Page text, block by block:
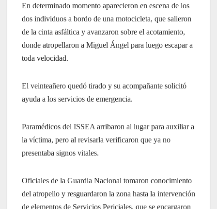
En determinado momento aparecieron en escena de los
dos individuos a bordo de una motocicleta, que salieron
de la cinta asfáltica y avanzaron sobre el acotamiento,
donde atropellaron a Miguel Ángel para luego escapar a
toda velocidad.
El veinteañero quedó tirado y su acompañante solicitó
ayuda a los servicios de emergencia.
Paramédicos del ISSEA arribaron al lugar para auxiliar a
la víctima, pero al revisarla verificaron que ya no
presentaba signos vitales.
Oficiales de la Guardia Nacional tomaron conocimiento
del atropello y resguardaron la zona hasta la intervención
de elementos de Servicios Periciales, que se encargaron